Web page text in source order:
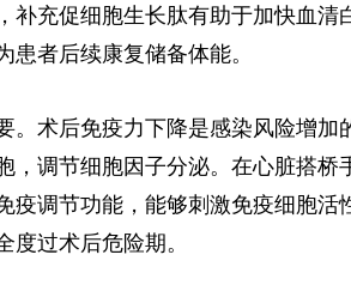
补充促细胞生长肽有助于加快血
者后续康复储备体能。
。术后免疫力下降是感染风险增
，调节细胞因子分泌。在心脏搭
疫调节功能，能够刺激免疫细胞
过术后危险期。